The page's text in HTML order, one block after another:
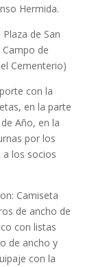
Hermida.
de San
de
Cementerio)
con la
en la parte
Año, en la
por los
los socios
Camiseta
de ancho de
con listas
de ancho y
con la